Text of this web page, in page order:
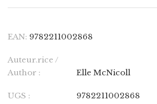
EAN: 9782211002868
Auteur.rice /
Author :
Elle McNicoll
UGS : 9782211002868